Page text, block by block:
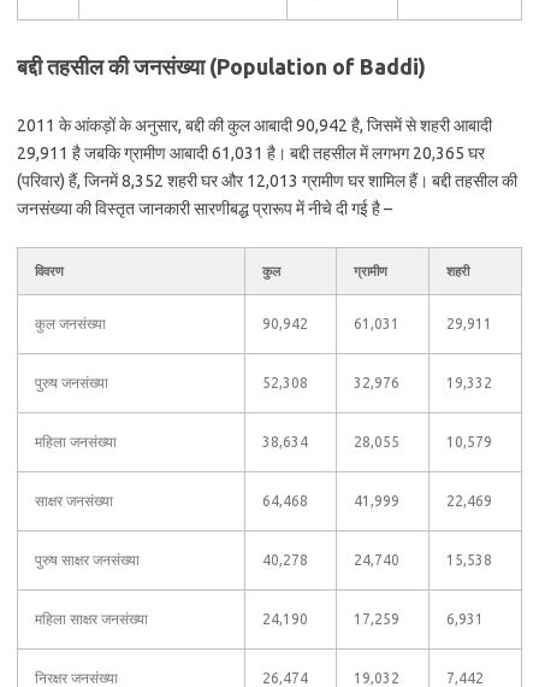
बद्दी तहसील की जनसंख्या (Population of Baddi)
2011 के आंकड़ों के अनुसार, बद्दी की कुल आबादी 90,942 है, जिसमें से शहरी आबादी
29,911 है जबकि ग्रामीण आबादी 61,031 है। बद्दी तहसील में लगभग 20,365 घर
(परिवार) हैं, जिनमें 8,352 शहरी घर और 12,013 ग्रामीण घर शामिल हैं। बद्दी तहसील की
जनसंख्या की विस्तृत जानकारी सारणीबद्ध प्रारूप में नीचे दी गई है –
विवरण कुल ग्रामीण शहरी
कुल जनसंख्या 90,942 61,031 29,911
पुरुष जनसंख्या 52,308 32,976 19,332
महिला जनसंख्या 38,634 28,055 10,579
साक्षर जनसंख्या 64,468 41,999 22,469
पुरुष साक्षर जनसंख्या 40,278 24,740 15,538
महिला साक्षर जनसंख्या 24,190 17,259 6,931
निरक्षर जनसंख्या 26,474 19,032 7,442